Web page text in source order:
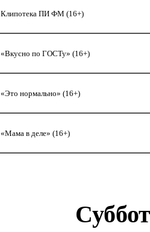
Клипотека ПИ ФМ (16+)
«Вкусно по ГОСТу» (16+)
«Это нормально» (16+)
«Мама в деле» (16+)